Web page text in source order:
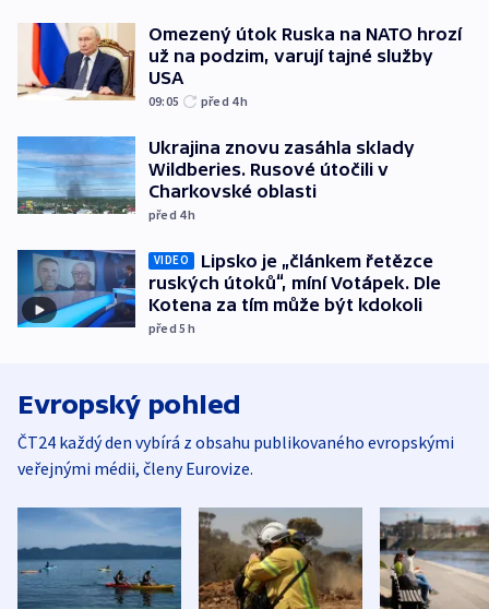
Omezený útok Ruska na NATO hrozí
už na podzim, varují tajné služby
USA
09:05 před 4h
Ukrajina znovu zasáhla sklady
Wildberies. Rusové útočili v
Charkovské oblasti
před 4h
VIDEO
Lipsko je „článkem řetězce
ruských útoků“, míní Votápek. Dle
Kotena za tím může být kdokoli
před 5h
Evropský pohled
ČT24 každý den vybírá z obsahu publikovaného evropskými
veřejnými médii, členy Eurovize.